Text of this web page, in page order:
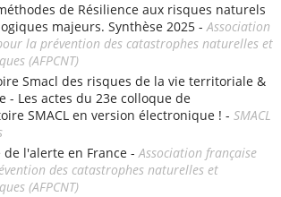
de Résilience aux risques naturels
majeurs. Synthèse 2025 -Association
la prévention des catastrophes naturelles et
(AFPCNT)
Smacl des risques de la vie territoriale &
- Les actes du 23e colloque de
SMACL en version électronique ! - SMACL
de l'alerte en France -Association française
des catastrophes naturelles et
(AFPCNT)